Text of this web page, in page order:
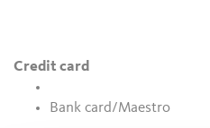
Credit card
Bank card/Maestro